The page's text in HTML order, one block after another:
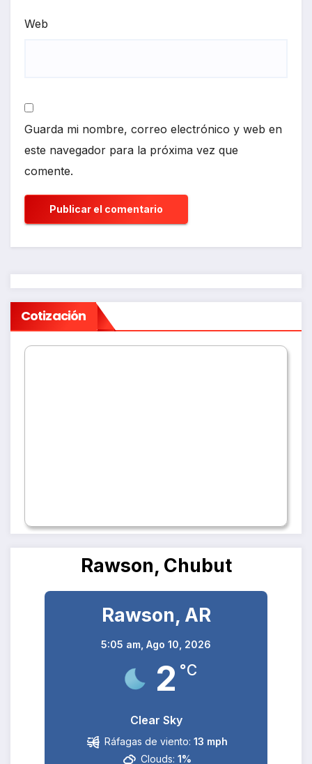
Web
Guarda mi nombre, correo electrónico y web en
este navegador para la próxima vez que
comente.
Cotización
Rawson, Chubut
Rawson, AR
5:05 am, Ago 10, 2026
2 °C
Clear Sky
Ráfagas de viento: 13 mph
Clouds: 1%